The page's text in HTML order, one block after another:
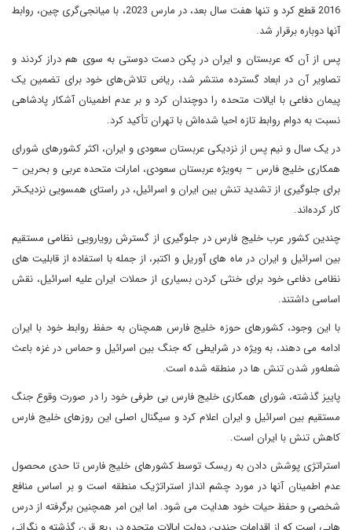
2016 قطع کرد و تنها هفت سال بعد، در مارس 2023، با میانجی‌گری چین، روابط
آنها دوباره برقرار شد.
پس از آن که عربستان و ایران در پکن دست دوستی به سوی هم دراز کردند و
تصاویر آن در ابعاد گسترده منتشر شد، ریاض تلاش‌های خود برای تضمین یک
پیمان دفاعی با ایالات متحده را دوچندان کرد و بر عدم اطمینان آشکار پادشاهی
نسبت به دوام روابط تازه احیا شده‌اش با تهران تأکید کرد.
در یک سال و نیم پس از نزدیکی عربستان سعودی و ایران، اکثر کشورهای شورای
همکاری خلیج فارس – به‌ویژه عربستان سعودی، امارات متحده عربی و بحرین –
برای جلوگیری از تشدید تنش بین ایران و اسرائیل، در راستای همسویی نزدیک‌تر
کار کرده‌اند.
چندین کشور عرب خلیج فارس در جلوگیری از گسترش رویارویی نظامی مستقیم
بین اسرائیل و ایران در ماه های آوریل و اکتبر، از جمله با استفاده از قابلیت های
نظامی دفاعی خود برای خنثی کردن بسیاری از حملات ایران علیه اسرائیل، نقش
اساسی داشتند.
با این وجود، کشورهای حوزه خلیج فارس همچنان به حفظ روابط خود با ایران
ادامه می دهند، به ویژه در شرایطی که جنگ بین اسرائیل و حماس در غزه باعث
شعله‌ور شدن تنش ها در منطقه شده است.
پاییز گذشته، شورای همکاری خلیج فارس بی طرفی خود را در صورت وقوع جنگ
مستقیم بین اسرائیل و ایران اعلام کرد و سیگنال اصلی این روزهای خلیج فارس
کاهش تنش با ایران است.
استراتژی پوشش دادن به ریسک توسط کشورهای خلیج فارس تا حدی محصول
عدم اطمینان آنها در مورد چشم انداز استراتژیک منطقه است و بر اساس منافع
شخصی و حفظ حیات خود هدایت می شود. اما این امر همچنین برگرفته از درس